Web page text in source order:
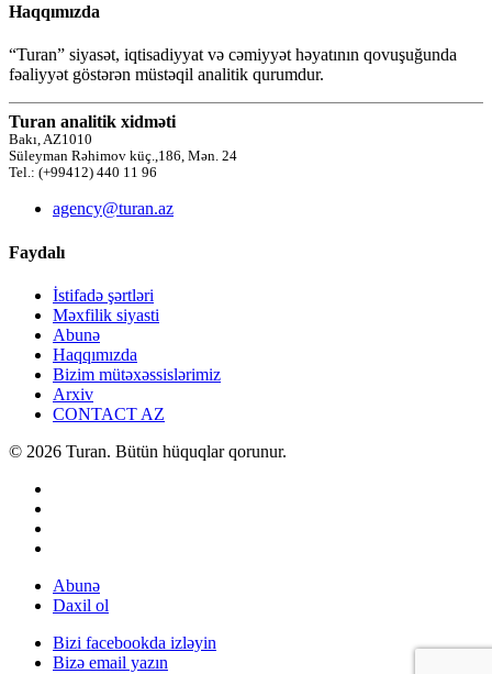
Haqqımızda
“Turan” siyasət, iqtisadiyyat və cəmiyyət həyatının qovuşuğunda
fəaliyyət göstərən müstəqil analitik qurumdur.
Turan analitik xidməti
Bakı, AZ1010
Süleyman Rəhimov küç.,186, Mən. 24
Tel.: (+99412) 440 11 96
agency@turan.az
Faydalı
İstifadə şərtləri
Məxfilik siyasti
Abunə
Haqqımızda
Bizim mütəxəssislərimiz
Arxiv
CONTACT AZ
© 2026 Turan. Bütün hüquqlar qorunur.
Abunə
Daxil ol
Bizi facebookda izləyin
Bizə email yazın